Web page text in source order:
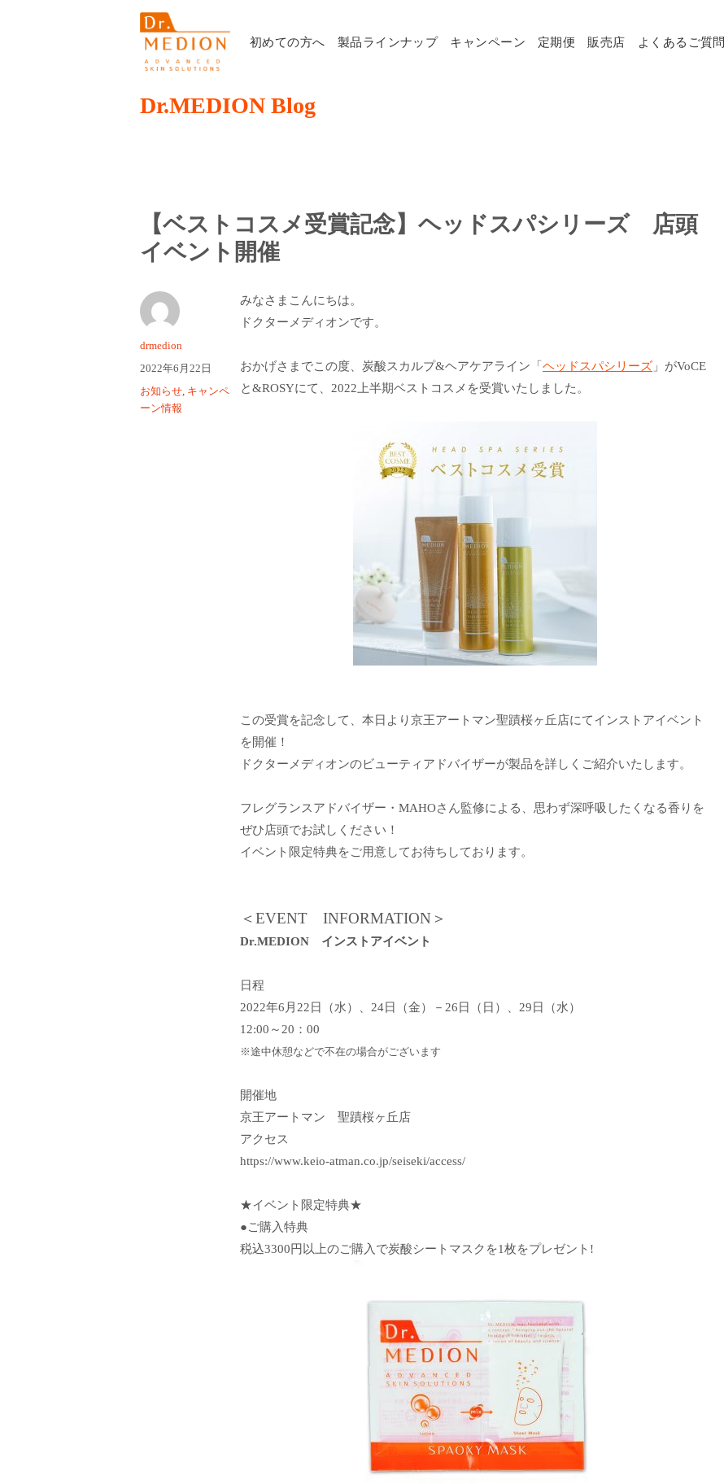
初めての方へ 製品ラインナップ キャンペーン 定期便 販売店 よくあるご質問
Dr.MEDION Blog
【ベストコスメ受賞記念】ヘッドスパシリーズ 店頭
イベント開催
みなさまこんにちは。
ドクターメディオンです。
おかげさまでこの度、炭酸スカルプ&ヘアケアライン「 ヘッドスパシリーズ 」がVoCE
と&ROSYにて、2022上半期ベストコスメを受賞いたしました。
この受賞を記念して、本日より京王アートマン聖蹟桜ヶ丘店にてインストアイベント
を開催！
ドクターメディオンのビューティアドバイザーが製品を詳しくご紹介いたします。
フレグランスアドバイザー・MAHOさん監修による、思わず深呼吸したくなる香りを
ぜひ店頭でお試しください！
イベント限定特典をご用意してお待ちしております。
＜EVENT INFORMATION＞
Dr.MEDION インストアイベント
日程
2022年6月22日（水）、24日（金）－26日（日）、29日（水）
12:00～20：00
※途中休憩などで不在の場合がございます
開催地
京王アートマン 聖蹟桜ヶ丘店
アクセス
https://www.keio-atman.co.jp/seiseki/access/
★イベント限定特典★
●ご購入特典
税込3300円以上のご購入で炭酸シートマスクを1枚をプレゼント!
投
稿
drmedion
投
稿
日:
2022年6月22日
カ
テ
お知らせ, キャンペ
ーン情報